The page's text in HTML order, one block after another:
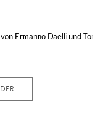
Ermanno Daelli und
bietet Kleider für
in den Linien und
die Eleganz